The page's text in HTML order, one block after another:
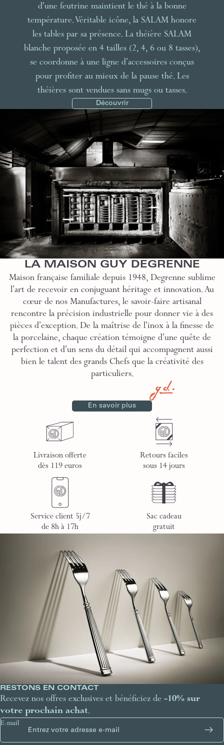
d'une feutrine maintient le thé à la bonne
température. Véritable icône, la SALAM honore
les tables par sa présence. La théière SALAM
blanche proposée en 4 tailles (2, 4, 6 ou 8 tasses),
se coordonne à une ligne d’accessoires conçus
pour profiter au mieux de la pause thé. Les
théières sont vendues sans mugs ou tasses.
Découvrir
LA MAISON GUY DEGRENNE
Maison française familiale depuis 1948, Degrenne sublime
l’art de recevoir en conjuguant héritage et innovation. Au
cœur de nos Manufactures, le savoir-faire artisanal
rencontre la précision industrielle pour donner vie à des
pièces d’exception. De la maîtrise de l’inox à la finesse de
la porcelaine, chaque création témoigne d’une quête de
perfection et d’un sens du détail qui accompagnent aussi
bien le talent des grands Chefs que la créativité des
particuliers.
En savoir plus
Livraison offerte
dès 119 euros
Retours faciles
sous 14 jours
Service client 5j/7
de 8h à 17h
Sac cadeau
gratuit
RESTONS EN CONTACT
Recevez nos offres exclusives et bénéficiez de -10% sur
votre prochain achat.
E-mail